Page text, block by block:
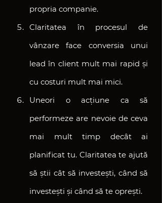
propria companie.
Claritatea în procesul de
vânzare face conversia unui
lead în client mult mai rapid și
cu costuri mult mai mici.
Uneori o acțiune ca să
performeze are nevoie de ceva
mai mult timp decât ai
planificat tu. Claritatea te ajută
să știi cât să investești, când să
investești și când să te oprești.